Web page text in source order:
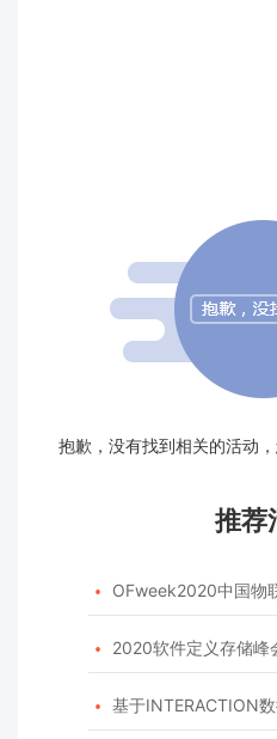
抱歉，没有找到相关的活动
推荐
 OFweek2020中国物
 2020软件定义存储峰
 基于INTERACTION数据集